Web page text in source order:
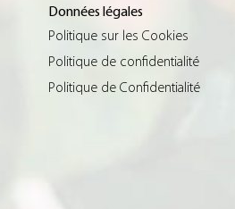
Données légales
Politique sur les Cookies
Politique de confidentialité
Politique de Confidentialité